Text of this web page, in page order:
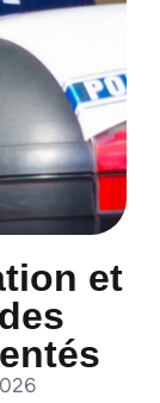
et